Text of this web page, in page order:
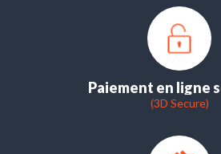
Paiement en ligne
(3D Secure)